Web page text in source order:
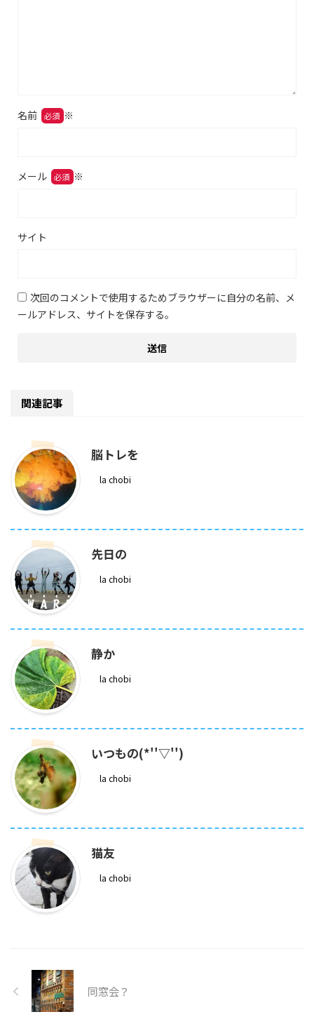
名前 ※
メール ※
サイト
次回のコメントで使用するためブラウザーに自分の名前、メ
ールアドレス、サイトを保存する。
関連記事
脳トレを
la chobi
先日の
la chobi
静か
la chobi
いつもの(*''▽'')
la chobi
猫友
la chobi
同窓会？